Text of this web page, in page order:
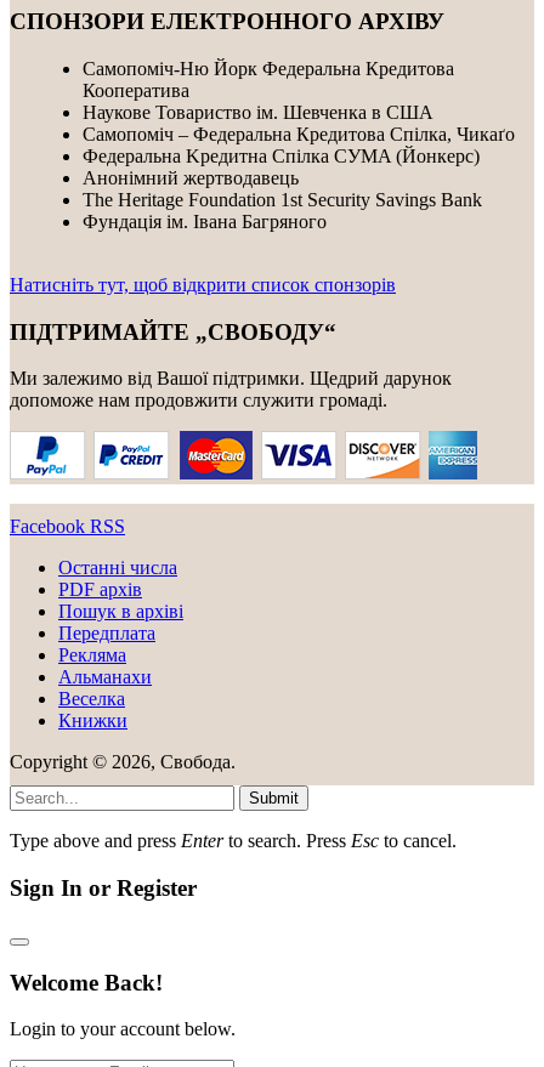
СПОНЗОРИ ЕЛЕКТРОННОГО АРХІВУ
Самопоміч-Ню Йорк Федеральна Кредитова
Кооператива
Наукове Товариство ім. Шевченка в США
Самопоміч – Федеральна Кредитова Спілка, Чикаґо
Федеральнa Kредитнa Спілка CУMA (Йонкерс)
Анонімний жертводавець
The Heritage Foundation 1st Security Savings Bank
Фундація ім. Івана Багряного
Натисніть тут, щоб відкрити список спонзорів
ПІДТРИМАЙТЕ „СВОБОДУ“
Ми залежимо від Вашої підтримки. Щедрий дарунок
допоможе нам продовжити служити громаді.
Facebook RSS
Останні числа
PDF архів
Пошук в архіві
Передплата
Рекляма
Альманахи
Веселка
Книжки
Copyright © 2026, Свобода.
Submit
Type above and press Enterto search. Press Esc to cancel.
Sign In or Register
Welcome Back!
Login to your account below.